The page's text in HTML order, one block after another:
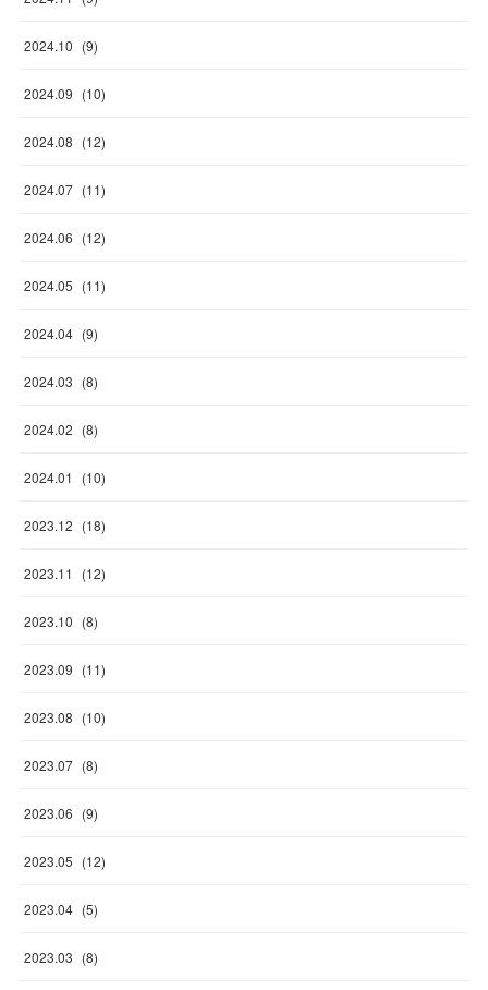
2024.10 (9)
2024.09 (10)
2024.08 (12)
2024.07 (11)
2024.06 (12)
2024.05 (11)
2024.04 (9)
2024.03 (8)
2024.02 (8)
2024.01 (10)
2023.12 (18)
2023.11 (12)
2023.10 (8)
2023.09 (11)
2023.08 (10)
2023.07 (8)
2023.06 (9)
2023.05 (12)
2023.04 (5)
2023.03 (8)